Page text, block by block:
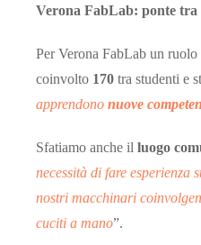
Verona FabLab: ponte tra
Per Verona FabLab un
coinvolto 170 tra studenti e
apprendono nuove
Sfatiamo anche il luogo
necessità di fare esperienza
nostri macchinari
cuciti a mano”.